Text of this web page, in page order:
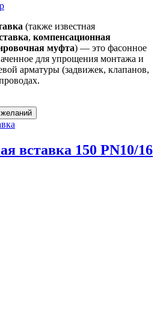
(также известная
, компенсационная
муфта) — это фасонное
для упрощения монтажа и
арматуры (задвижек, клапанов,
вставка 150 PN10/16